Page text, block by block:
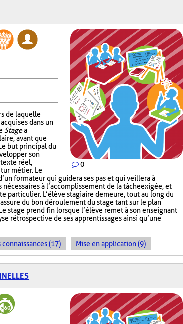
0
de laquelle
dans un
Stagea
avant que
but principal du
son
réel,
métier. Le
formateur qui guidera ses pas et qui veillera à
à l’accomplissement de la tâche exigée, et
particulier. L’élève stagiaire demeure, tout au long du
du bon déroulement du stage tant sur le plan
stage prend fin lorsque l’élève remet à son enseignant
rétrospective de ses apprentissages ainsi qu’une
(17) Mise en application (9)